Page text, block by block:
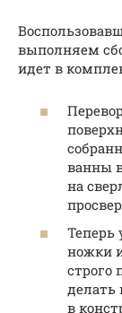
выполняем
идет в
ванны
на
Теперь
ножки
строго
делать
в